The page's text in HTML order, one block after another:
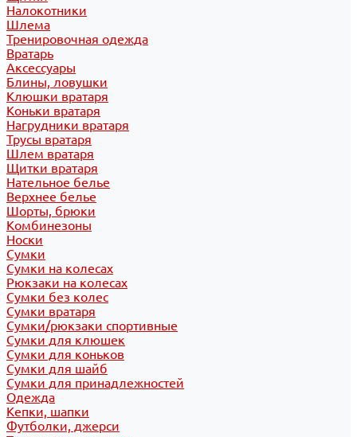
Налокотники
Шлема
Тренировочная одежда
Вратарь
Аксессуары
Блины, ловушки
Клюшки вратаря
Коньки вратаря
Нагрудники вратаря
Трусы вратаря
Шлем вратаря
Щитки вратаря
Нательное белье
Верхнее белье
Шорты, брюки
Комбинезоны
Носки
Сумки
Сумки на колесах
Рюкзаки на колесах
Сумки без колес
Сумки вратаря
Сумки/рюкзаки спортивные
Сумки для клюшек
Сумки для коньков
Сумки для шайб
Сумки для принадлежностей
Одежда
Кепки, шапки
Футболки, джерси